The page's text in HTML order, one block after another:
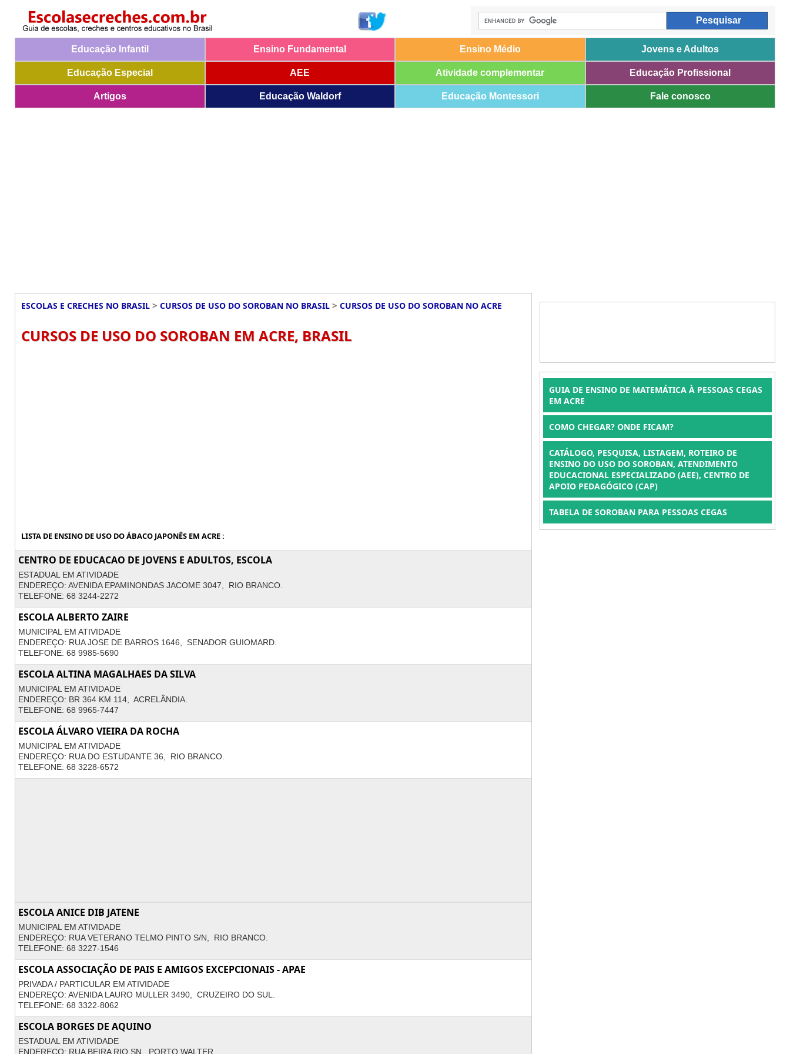
Educação Infantil Ensino Fundamental Ensino Médio Jovens e Adultos
Educação Especial AEE Atividade complementar Educação Profissional
Artigos Educação Waldorf Educação Montessori Fale conosco
ESCOLAS E CRECHES NO BRASIL > CURSOS DE USO DO SOROBAN NO BRASIL > CURSOS DE USO DO SOROBAN NO ACRE
CURSOS DE USO DO SOROBAN EM ACRE, BRASIL
LISTA DE ENSINO DE USO DO ÁBACO JAPONÊS EM ACRE :
CENTRO DE EDUCACAO DE JOVENS E ADULTOS, ESCOLA
ESTADUAL EM ATIVIDADE
ENDEREÇO: AVENIDA EPAMINONDAS JACOME 3047, RIO BRANCO.
TELEFONE: 68 3244-2272
ESCOLA ALBERTO ZAIRE
MUNICIPAL EM ATIVIDADE
ENDEREÇO: RUA JOSE DE BARROS 1646, SENADOR GUIOMARD.
TELEFONE: 68 9985-5690
ESCOLA ALTINA MAGALHAES DA SILVA
MUNICIPAL EM ATIVIDADE
ENDEREÇO: BR 364 KM 114, ACRELÂNDIA.
TELEFONE: 68 9965-7447
ESCOLA ÁLVARO VIEIRA DA ROCHA
MUNICIPAL EM ATIVIDADE
ENDEREÇO: RUA DO ESTUDANTE 36, RIO BRANCO.
TELEFONE: 68 3228-6572
ESCOLA ANICE DIB JATENE
MUNICIPAL EM ATIVIDADE
ENDEREÇO: RUA VETERANO TELMO PINTO S/N, RIO BRANCO.
TELEFONE: 68 3227-1546
ESCOLA ASSOCIAÇÃO DE PAIS E AMIGOS EXCEPCIONAIS - APAE
PRIVADA / PARTICULAR EM ATIVIDADE
ENDEREÇO: AVENIDA LAURO MULLER 3490, CRUZEIRO DO SUL.
TELEFONE: 68 3322-8062
ESCOLA BORGES DE AQUINO
ESTADUAL EM ATIVIDADE
ENDEREÇO: RUA BEIRA RIO SN, PORTO WALTER.
GUIA DE ENSINO DE MATEMÁTICA À PESSOAS CEGAS
EM ACRE
COMO CHEGAR? ONDE FICAM?
CATÁLOGO, PESQUISA, LISTAGEM, ROTEIRO DE
ENSINO DO USO DO SOROBAN, ATENDIMENTO
EDUCACIONAL ESPECIALIZADO (AEE), CENTRO DE
APOIO PEDAGÓGICO (CAP)
TABELA DE SOROBAN PARA PESSOAS CEGAS